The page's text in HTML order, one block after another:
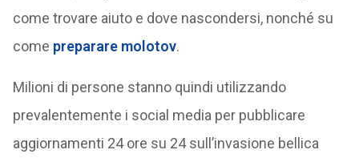
come trovare aiuto e dove nascondersi, nonché su
come preparare molotov.
Milioni di persone stanno quindi utilizzando
prevalentemente i social media per pubblicare
aggiornamenti 24 ore su 24 sull’invasione bellica